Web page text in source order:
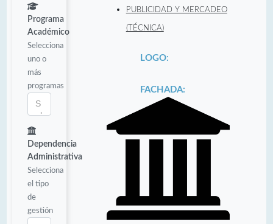
Programa
Académico
Selecciona
uno o
más
programas
Dependencia
Administrativa
Selecciona
el tipo
de
gestión
PUBLICIDAD Y MERCADEO
(TÉCNICA)
LOGO:
FACHADA: